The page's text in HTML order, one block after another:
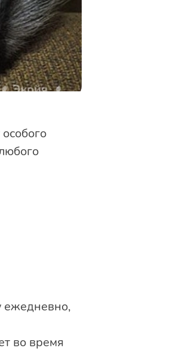
ежедневно,
во время